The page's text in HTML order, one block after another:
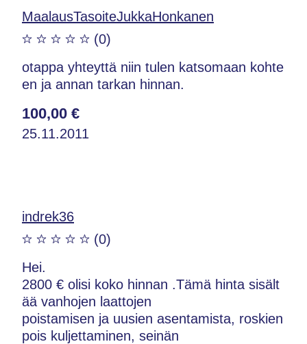
MaalausTasoiteJukkaHonkanen
(0)
otappa yhteyttä niin tulen katsomaan kohte
en ja annan tarkan hinnan.
100,00 €
25.11.2011
indrek36
(0)
Hei.
2800 € olisi koko hinnan .Tämä hinta sisält
ää vanhojen laattojen
poistamisen ja uusien asentamista, roskien
pois kuljettaminen, seinän